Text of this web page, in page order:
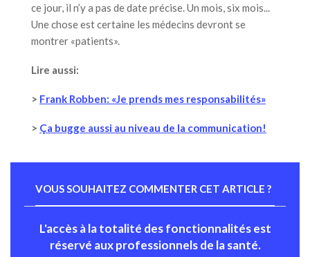
ce jour, il n’y a pas de date précise. Un mois, six mois...
Une chose est certaine les médecins devront se
montrer «patients».
Lire aussi:
> Frank Robben: «Je prends mes responsabilités»
> Ça bugge aussi au niveau de la communication!
VOUS SOUHAITEZ COMMENTER CET ARTICLE ?
L'accès à la totalité des fonctionnalités est
réservé aux professionnels de la santé.